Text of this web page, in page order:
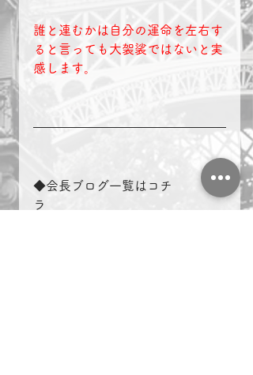
誰と連むかは自分の運命を左右す
ると言っても大袈裟ではないと実
感します。
◆会長ブログ一覧はコチ
ラ